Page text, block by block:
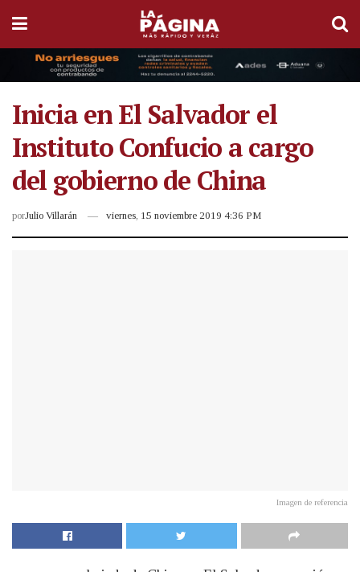
Inicia en El Salvador el
Instituto Confucio a cargo
del gobierno de China
porJulio Villarán viernes, 15 noviembre 2019 4:36 PM
Imagen de referencia